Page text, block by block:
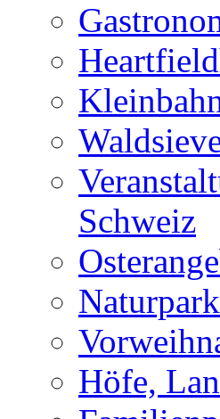
Schweiz
Höfe,